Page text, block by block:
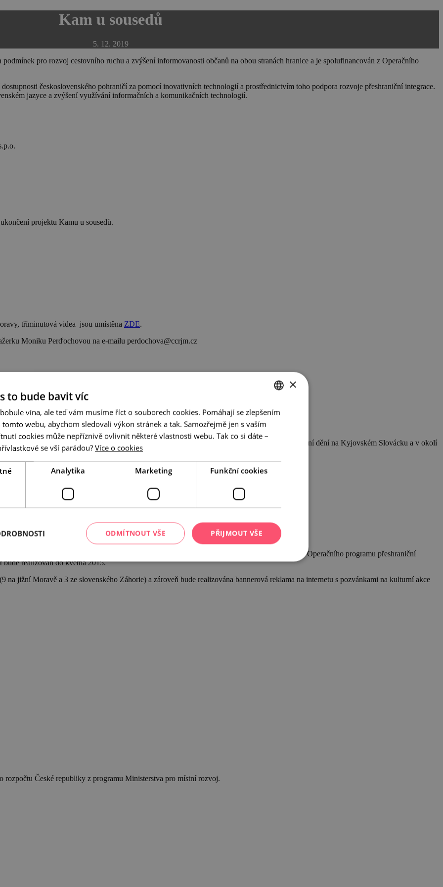
Kam u sousedů
5. 12. 2019
pro rozvoj cestovního ruchu a zvýšení informovanosti občanů na obou stranách hranice a je spolufinancován z Operačního
československého pohraničí za pomocí inovativních technologií a prostřednictvím toho podpora rozvoje přeshraniční integrace.
jazyce a zvýšení využívání informačních a komunikačních technologií.
projektu Kamu u sousedů.
tříminutová videa jsou umístěna ZDE.
Moniku Perďochovou na e-mailu perdochova@ccrjm.cz
Slovácka a Horního Zahoria.
v poslední době vám představí nová mobilní aplikace projektu Kam u sousedů. Sledujte aktuální dění na Kyjovském Slovácku a v okolí
podílet na realizaci nového projektu Kam u sousedů, který je schválen ke spolufinancování z Operačního programu přeshraniční
bude realizován do května 2015.
jižní Moravě a 3 ze slovenského Záhorie) a zároveň bude realizována bannerová reklama na internetu s pozvánkami na kulturní akce
České republiky z programu Ministerstva pro místní rozvoj.
CZECH
×
to bude bavit víc
vína, ale teď vám musíme říct o souborech cookies. Pomáhají se zlepšením
tomto webu, abychom sledovali výkon stránek a tak. Samozřejmě jen s vaším
cookies může nepříznivě ovlivnit některé vlastnosti webu. Tak co si dáte –
se vší parádou? Více o cookies
Analytika Marketing Funkční cookies
PŘIJMOUT VŠE
ODMÍTNOUT VŠE